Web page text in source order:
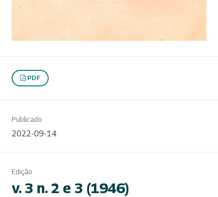
PDF
Publicado
2022-09-14
Edição
v. 3 n. 2 e 3 (1946)